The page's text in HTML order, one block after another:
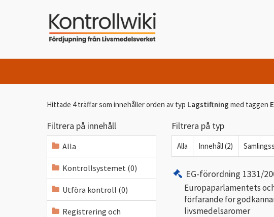
Hittade 4 träffar som innehåller orden av typ Lagstiftning med taggen
Filtrera på innehåll
Alla
Kontrollsystemet (0)
Utföra kontroll (0)
Registrering och
Filtrera på typ
Alla Innehåll (2)
EG-förordning 1331/
Europaparlamentets
förfarande för
livsmedelsaromer